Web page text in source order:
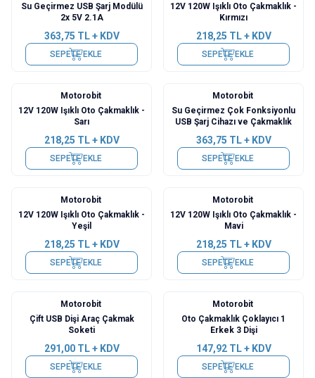
Su Geçirmez USB Şarj Modülü
2x 5V 2.1A
363,75 TL + KDV
SEPETE EKLE
12V 120W Işıklı Oto Çakmaklık -
Kırmızı
218,25 TL + KDV
SEPETE EKLE
Motorobit
12V 120W Işıklı Oto Çakmaklık -
Sarı
218,25 TL + KDV
SEPETE EKLE
Motorobit
Su Geçirmez Çok Fonksiyonlu
USB Şarj Cihazı ve Çakmaklık
363,75 TL + KDV
SEPETE EKLE
Motorobit
12V 120W Işıklı Oto Çakmaklık -
Yeşil
218,25 TL + KDV
SEPETE EKLE
Motorobit
12V 120W Işıklı Oto Çakmaklık -
Mavi
218,25 TL + KDV
SEPETE EKLE
Motorobit
Çift USB Dişi Araç Çakmak
Soketi
291,00TL + KDV
SEPETE EKLE
Motorobit
Oto Çakmaklık Çoklayıcı 1
Erkek 3 Dişi
147,92TL + KDV
SEPETE EKLE